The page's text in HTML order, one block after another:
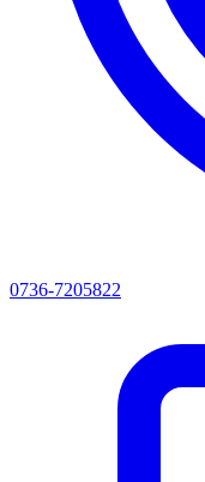
0736-7205822